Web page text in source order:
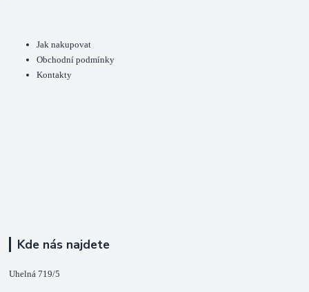
Jak nakupovat
Obchodní podmínky
Kontakty
Kde nás najdete
Uhelná 719/5